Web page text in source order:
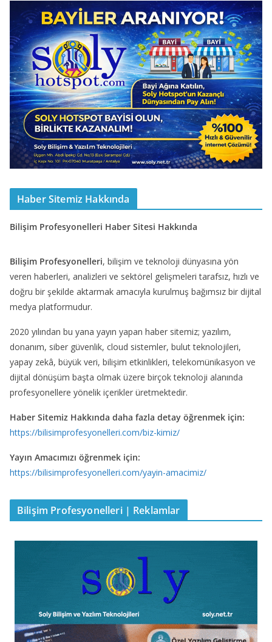
Haber Sitemiz Hakkında
Bilişim Profesyonelleri Haber Sitesi Hakkında
Bilişim Profesyonelleri, bilişim ve teknoloji dünyasına yön
veren haberleri, analizleri ve sektörel gelişmeleri tarafsız, hızlı ve
doğru bir şekilde aktarmak amacıyla kurulmuş bağımsız bir dijital
medya platformudur.
2020 yılından bu yana yayın yapan haber sitemiz; yazılım,
donanım, siber güvenlik, cloud sistemler, bulut teknolojileri,
yapay zekâ, büyük veri, bilişim etkinlikleri, telekomünikasyon ve
dijital dönüşüm başta olmak üzere birçok teknoloji alanında
profesyonellere yönelik içerikler üretmektedir.
Haber Sitemiz Hakkında daha fazla detay öğrenmek için:
https://bilisimprofesyonelleri.com/biz-kimiz/
Yayın Amacımızı öğrenmek için:
https://bilisimprofesyonelleri.com/yayin-amacimiz/
Bilişim Profesyonelleri | Reklamlar